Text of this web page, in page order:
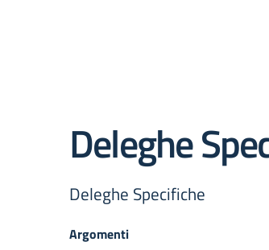
Deleghe
Deleghe Specifiche
Argomenti